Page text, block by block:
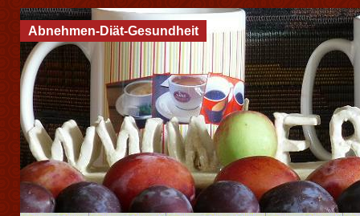
Abnehmen-Diät-Gesundheit